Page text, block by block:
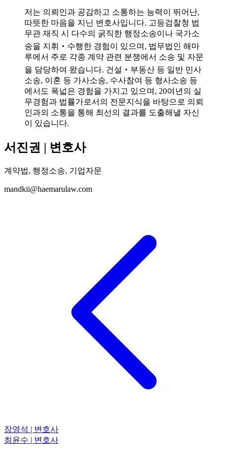
저는 의뢰인과 공감하고 소통하는 능력이 뛰어난,
따뜻한 마음을 지닌 변호사입니다. 고등검찰청 법
무관 재직 시 다수의 굵직한 행정소송이나 국가소
송을 지휘‧수행한 경험이 있으며, 법무법인 해마
루에서 주로 각종 계약 관련 분쟁에서 소송 및 자문
을 담당하여 왔습니다. 건설‧부동산 등 일반 민사
소송, 이혼 등 가사소송, 수사참여 등 형사소송 등
에서도 폭넓은 경험을 가지고 있으며, 20여년의 실
무경험과 법률가로서의 전문지식을 바탕으로 의뢰
인과의 소통을 통해 최선의 결과를 도출해낼 자신
이 있습니다.
서진권 | 변호사
계약법, 행정소송, 기업자문
mandkii@haemarulaw.com
장영석 | 변호사
최윤수 | 변호사